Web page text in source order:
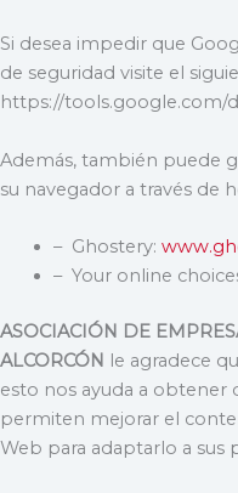
Si desea impedir que
de seguridad visite el
https://tools.google.com/
Además, también puede
su navegador a través de
– Ghostery:
– Your online
ASOCIACIÓN DE
ALCORCÓN le agradece
esto nos ayuda a obtener
permiten mejorar el
Web para adaptarlo a sus